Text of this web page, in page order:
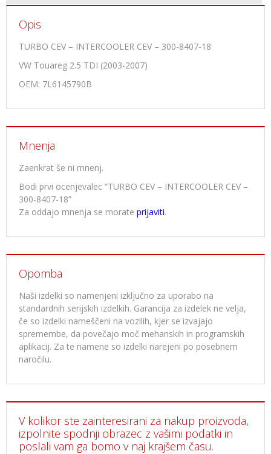
Opis
TURBO CEV – INTERCOOLER CEV – 300-8407-18
VW Touareg 2.5 TDI (2003-2007)
OEM: 7L6145790B
Mnenja
Zaenkrat še ni mnenj.
Bodi prvi ocenjevalec “TURBO CEV – INTERCOOLER CEV –
300-8407-18”
Za oddajo mnenja se morate prijaviti.
Opomba
Naši izdelki so namenjeni izključno za uporabo na
standardnih serijskih izdelkih. Garancija za izdelek ne velja,
če so izdelki nameščeni na vozilih, kjer se izvajajo
spremembe, da povečajo moč mehanskih in programskih
aplikacij. Za te namene so izdelki narejeni po posebnem
naročilu.
V kolikor ste zainteresirani za nakup proizvoda,
izpolnite spodnji obrazec z vašimi podatki in
poslali vam ga bomo v naj krajšem času.